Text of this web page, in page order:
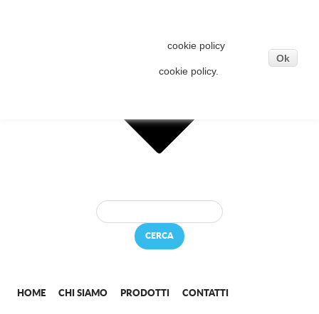
CERCA
HOME CHI SIAMO PRODOTTI CONTATTI
cookie policy. Se
cookie policy.
Ok